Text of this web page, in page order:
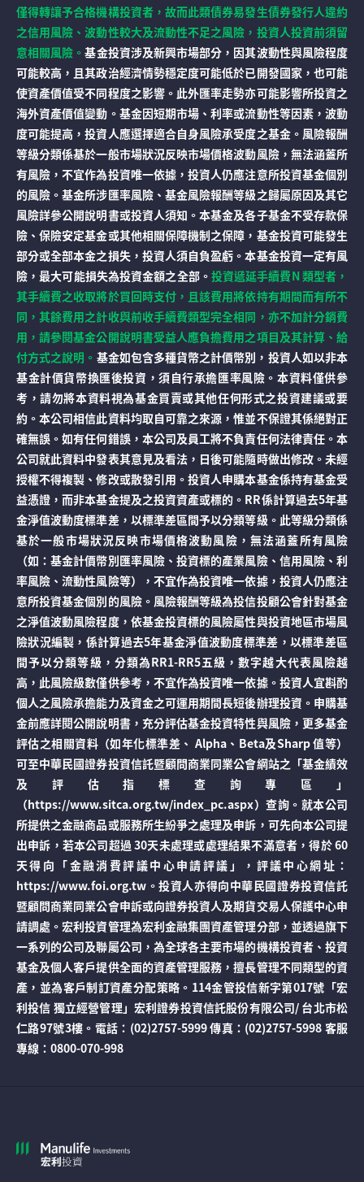
僅得轉讓予合格機構投資者，故而此類債券易發生債券發行人違約
之信用風險、波動性較大及流動性不足之風險，投資人投資前須留
意相關風險。基金投資涉及新興市場部分，因其波動性與風險程度
可能較高，且其政治經濟情勢穩定度可能低於已開發國家，也可能
使資產價值受不同程度之影響。此外匯率走勢亦可能影響所投資之
海外資產價值變動。基金因短期市場、利率或流動性等因素，波動
度可能提高，投資人應選擇適合自身風險承受度之基金。風險報酬
等級分類係基於一般市場狀況反映市場價格波動風險，無法涵蓋所
有風險，不宜作為投資唯一依據，投資人仍應注意所投資基金個別
的風險。基金所涉匯率風險、基金風險報酬等級之歸屬原因及其它
風險詳參公開說明書或投資人須知。本基金及各子基金不受存款保
險、保險安定基金或其他相關保障機制之保障，基金投資可能發生
部分或全部本金之損失，投資人須自負盈虧。本基金投資一定有風
險，最大可能損失為投資金額之全部。 投資遞延手續費N 類型者，
其手續費之收取將於買回時支付，且該費用將依持有期間而有所不
同，其餘費用之計收與前收手續費類型完全相同，亦不加計分銷費
用，請參閱基金公開說明書受益人應負擔費用之項目及其計算、給
付方式之說明。 基金如包含多種貨幣之計價幣別，投資人如以非本
基金計價貨幣換匯後投資，須自行承擔匯率風險。本資料僅供參
考，請勿將本資料視為基金買賣或其他任何形式之投資建議或要
約。本公司相信此資料均取自可靠之來源，惟並不保證其係絕對正
確無誤。如有任何錯誤，本公司及員工將不負責任何法律責任。本
公司就此資料中發表其意見及看法，日後可能隨時做出修改。未經
授權不得複製、修改或散發引用。投資人申購本基金係持有基金受
益憑證，而非本基金提及之投資資產或標的。RR係計算過去5年基
金淨值波動度標準差，以標準差區間予以分類等級。此等級分類係
基於一般市場狀況反映市場價格波動風險，無法涵蓋所有風險
（如：基金計價幣別匯率風險、投資標的產業風險、信用風險、利
率風險、流動性風險等），不宜作為投資唯一依據，投資人仍應注
意所投資基金個別的風險。風險報酬等級為投信投顧公會針對基金
之淨值波動風險程度，依基金投資標的風險屬性與投資地區市場風
險狀況編製，係計算過去5年基金淨值波動度標準差，以標準差區
間予以分類等級，分類為RR1-RR5五級，數字越大代表風險越
高，此風險級數僅供參考，不宜作為投資唯一依據。投資人宜斟酌
個人之風險承擔能力及資金之可運用期間長短後辦理投資。申購基
金前應詳閱公開說明書，充分評估基金投資特性與風險，更多基金
評估之相關資料（如年化標準差、 Alpha、Beta及Sharp 值等）
可至中華民國證券投資信託暨顧問商業同業公會網站之「基金績效
及評估指標查詢專區」
（https://www.sitca.org.tw/index_pc.aspx）查詢。就本公司
所提供之金融商品或服務所生紛爭之處理及申訴，可先向本公司提
出申訴，若本公司超過 30天未處理或處理結果不滿意者，得於 60
天得向「金融消費評議中心申請評議」，評議中心網址：
https://www.foi.org.tw。投資人亦得向中華民國證券投資信託
暨顧問商業同業公會申訴或向證券投資人及期貨交易人保護中心申
請調處。宏利投資管理為宏利金融集團資產管理分部，並透過旗下
一系列的公司及聯屬公司，為全球各主要市場的機構投資者、投資
基金及個人客戶提供全面的資產管理服務，擅長管理不同類型的資
產，並為客戶制訂資產分配策略。114金管投信新字第017號「宏
利投信 獨立經營管理」宏利證券投資信託股份有限公司/ 台北市松
仁路97號3樓。電話：(02)2757-5999 傳真：(02)2757-5998 客服
專線：0800-070-998